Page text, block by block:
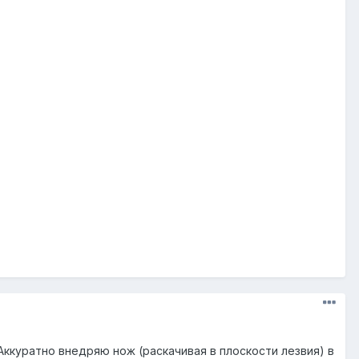
внедряю нож (раскачивая в плоскости лезвия) в